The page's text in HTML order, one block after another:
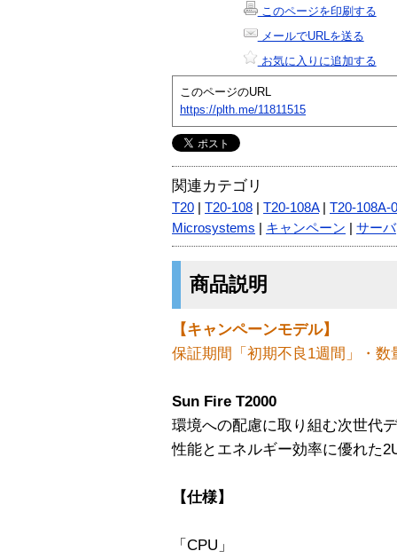
このページを印刷する
メールでURLを送る
お気に入りに追加する
このページのURL
https://plth.me/11811515
関連カテゴリ
T20 T20-108 T20-108A| T20-108A-
Microsystems
キャンペーン サーバ
商品説明
【キャンペーンモデル】
保証期間「初期不良1週間」・
Sun Fire T2000
環境への配慮に取り組む次世代
性能とエネルギー効率に優れた
【仕様】
「CPU」